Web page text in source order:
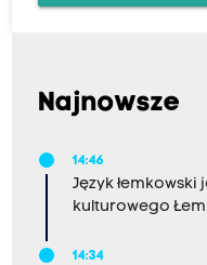
Najnowsze
14:46
Język
kulturowego
14:34